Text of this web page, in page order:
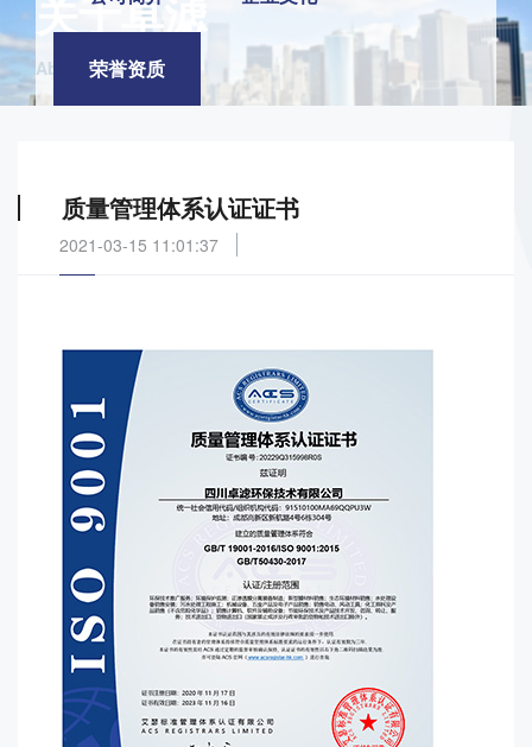
关于卓滤
About Zhuo filter
荣誉资质
质量管理体系认证证书
2021-03-15 11:01:37